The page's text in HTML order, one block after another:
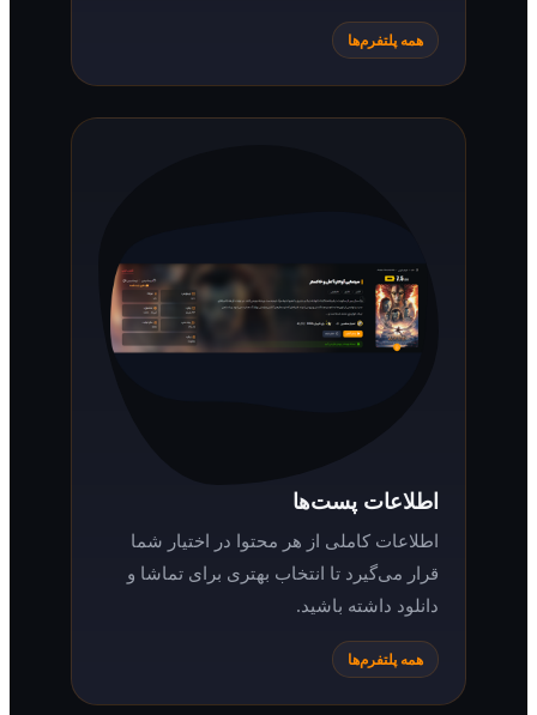
همه پلتفرم‌ها
اطلاعات پست‌ها
اطلاعات کاملی از هر محتوا در اختیار شما
قرار می‌گیرد تا انتخاب بهتری برای تماشا و
دانلود داشته باشید.
همه پلتفرم‌ها